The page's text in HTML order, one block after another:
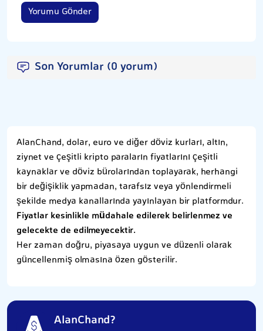
Yorumu Gönder
Son Yorumlar (0 yorum)
AlanChand, dolar, euro ve diğer döviz kurları, altın,
ziynet ve çeşitli kripto paraların fiyatlarını çeşitli
kaynaklar ve döviz bürolarından toplayarak, herhangi
bir değişiklik yapmadan, tarafsız veya yönlendirmeli
şekilde medya kanallarında yayınlayan bir platformdur.
Fiyatlar kesinlikle müdahale edilerek belirlenmez ve
gelecekte de edilmeyecektir.
Her zaman doğru, piyasaya uygun ve düzenli olarak
güncellenmiş olmasına özen gösterilir.
AlanChand?